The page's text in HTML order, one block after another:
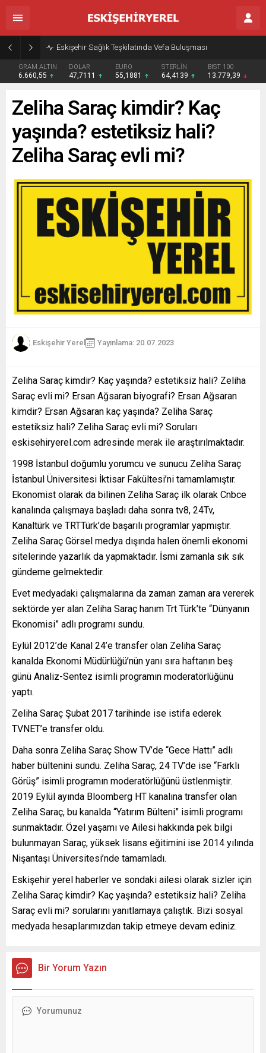
Eskişehir Sağlık Teşkilatında Vefa Buluşması
GRAM ALTIN
6.660,55
DOLAR
47,7111
EURO
55,1881
STERLİN
64,4139
BIST 100
13.779,39
Zeliha Saraç kimdir? Kaç
yaşında? estetiksiz hali?
Zeliha Saraç evli mi?
Eskişehir Yerel Yayınlama: 20.07.2023
Zeliha Saraç kimdir? Kaç yaşında? estetiksiz hali? Zeliha
Saraç evli mi? Ersan Ağsaran biyografi? Ersan Ağsaran
kimdir? Ersan Ağsaran kaç yaşında? Zeliha Saraç
estetiksiz hali? Zeliha Saraç evli mi? Soruları
eskisehiryerel.com adresinde merak ile araştırılmaktadır.
1998 İstanbul doğumlu yorumcu ve sunucu Zeliha Saraç
İstanbul Üniversitesi İktisar Fakültesi’ni tamamlamıştır.
Ekonomist olarak da bilinen Zeliha Saraç ilk olarak Cnbce
kanalında çalışmaya başladı daha sonra tv8, 24Tv,
Kanaltürk ve TRTTürk’de başarılı programlar yapmıştır.
Zeliha Saraç Görsel medya dışında halen önemli ekonomi
sitelerinde yazarlık da yapmaktadır. İsmi zamanla sık sık
gündeme gelmektedir.
Evet medyadaki çalışmalarına da zaman zaman ara vererek
sektörde yer alan Zeliha Saraç hanım Trt Türk’te “Dünyanın
Ekonomisi” adlı programı sundu.
Eylül 2012’de Kanal 24’e transfer olan Zeliha Saraç
kanalda Ekonomi Müdürlüğü’nün yanı sıra haftanın beş
günü Analiz-Sentez isimli programın moderatörlüğünü
yaptı.
Zeliha Saraç Şubat 2017 tarihinde ise istifa ederek
TVNET’e transfer oldu.
Daha sonra Zeliha Saraç Show TV’de “Gece Hattı” adlı
haber bültenini sundu. Zeliha Saraç, 24 TV’de ise “Farklı
Görüş” isimli programın moderatörlüğünü üstlenmiştir.
2019 Eylül ayında Bloomberg HT kanalına transfer olan
Zeliha Saraç, bu kanalda “Yatırım Bülteni” isimli programı
sunmaktadır. Özel yaşamı ve Ailesi hakkında pek bilgi
bulunmayan Saraç, yüksek lisans eğitimini ise 2014 yılında
Nişantaşı Üniversitesi’nde tamamladı.
Eskişehir yerel haberler ve sondaki ailesi olarak sizler için
Zeliha Saraç kimdir? Kaç yaşında? estetiksiz hali? Zeliha
Saraç evli mi? sorularını yanıtlamaya çalıştık. Bizi sosyal
medyada hesaplarımızdan takip etmeye devam ediniz.
Bir Yorum Yazın